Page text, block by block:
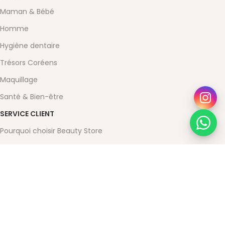
Maman & Bébé
Homme
Hygiène dentaire
Trésors Coréens
Maquillage
Santé & Bien-être
SERVICE CLIENT
Pourquoi choisir Beauty Store